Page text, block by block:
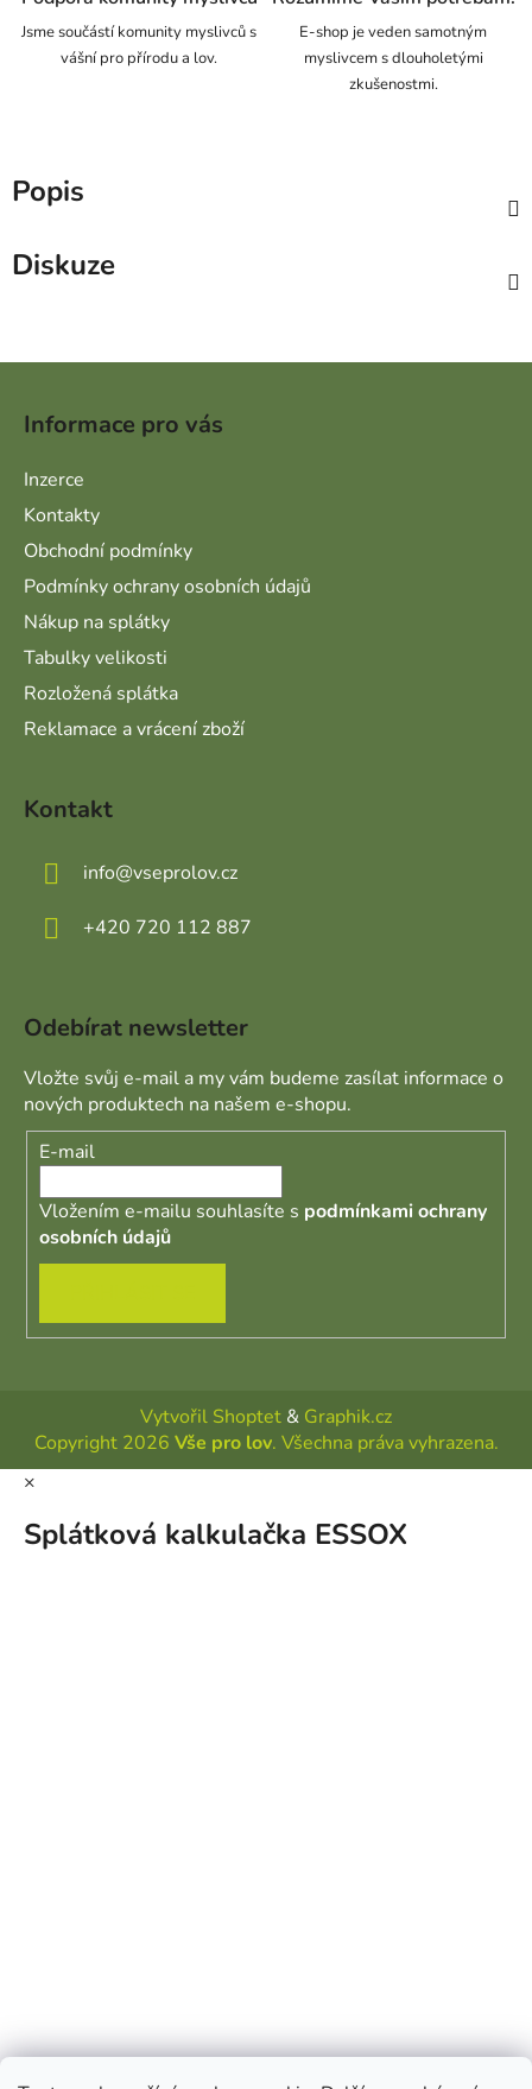
Jsme součástí komunity myslivců s
vášní pro přírodu a lov.
E-shop je veden samotným
myslivcem s dlouholetými
zkušenostmi.
Popis
Diskuze
Informace pro vás
Inzerce
Kontakty
Obchodní podmínky
Podmínky ochrany osobních údajů
Nákup na splátky
Tabulky velikosti
Rozložená splátka
Reklamace a vrácení zboží
Kontakt
info@vseprolov.cz
+420 720 112 887
Odebírat newsletter
Vložte svůj e-mail a my vám budeme zasílat informace o
nových produktech na našem e-shopu.
E-mail
Vložením e-mailu souhlasíte s podmínkami ochrany
osobních údajů
Vytvořil Shoptet & Graphik.cz
Copyright 2026 Vše pro lov. Všechna práva vyhrazena.
×
Splátková kalkulačka ESSOX